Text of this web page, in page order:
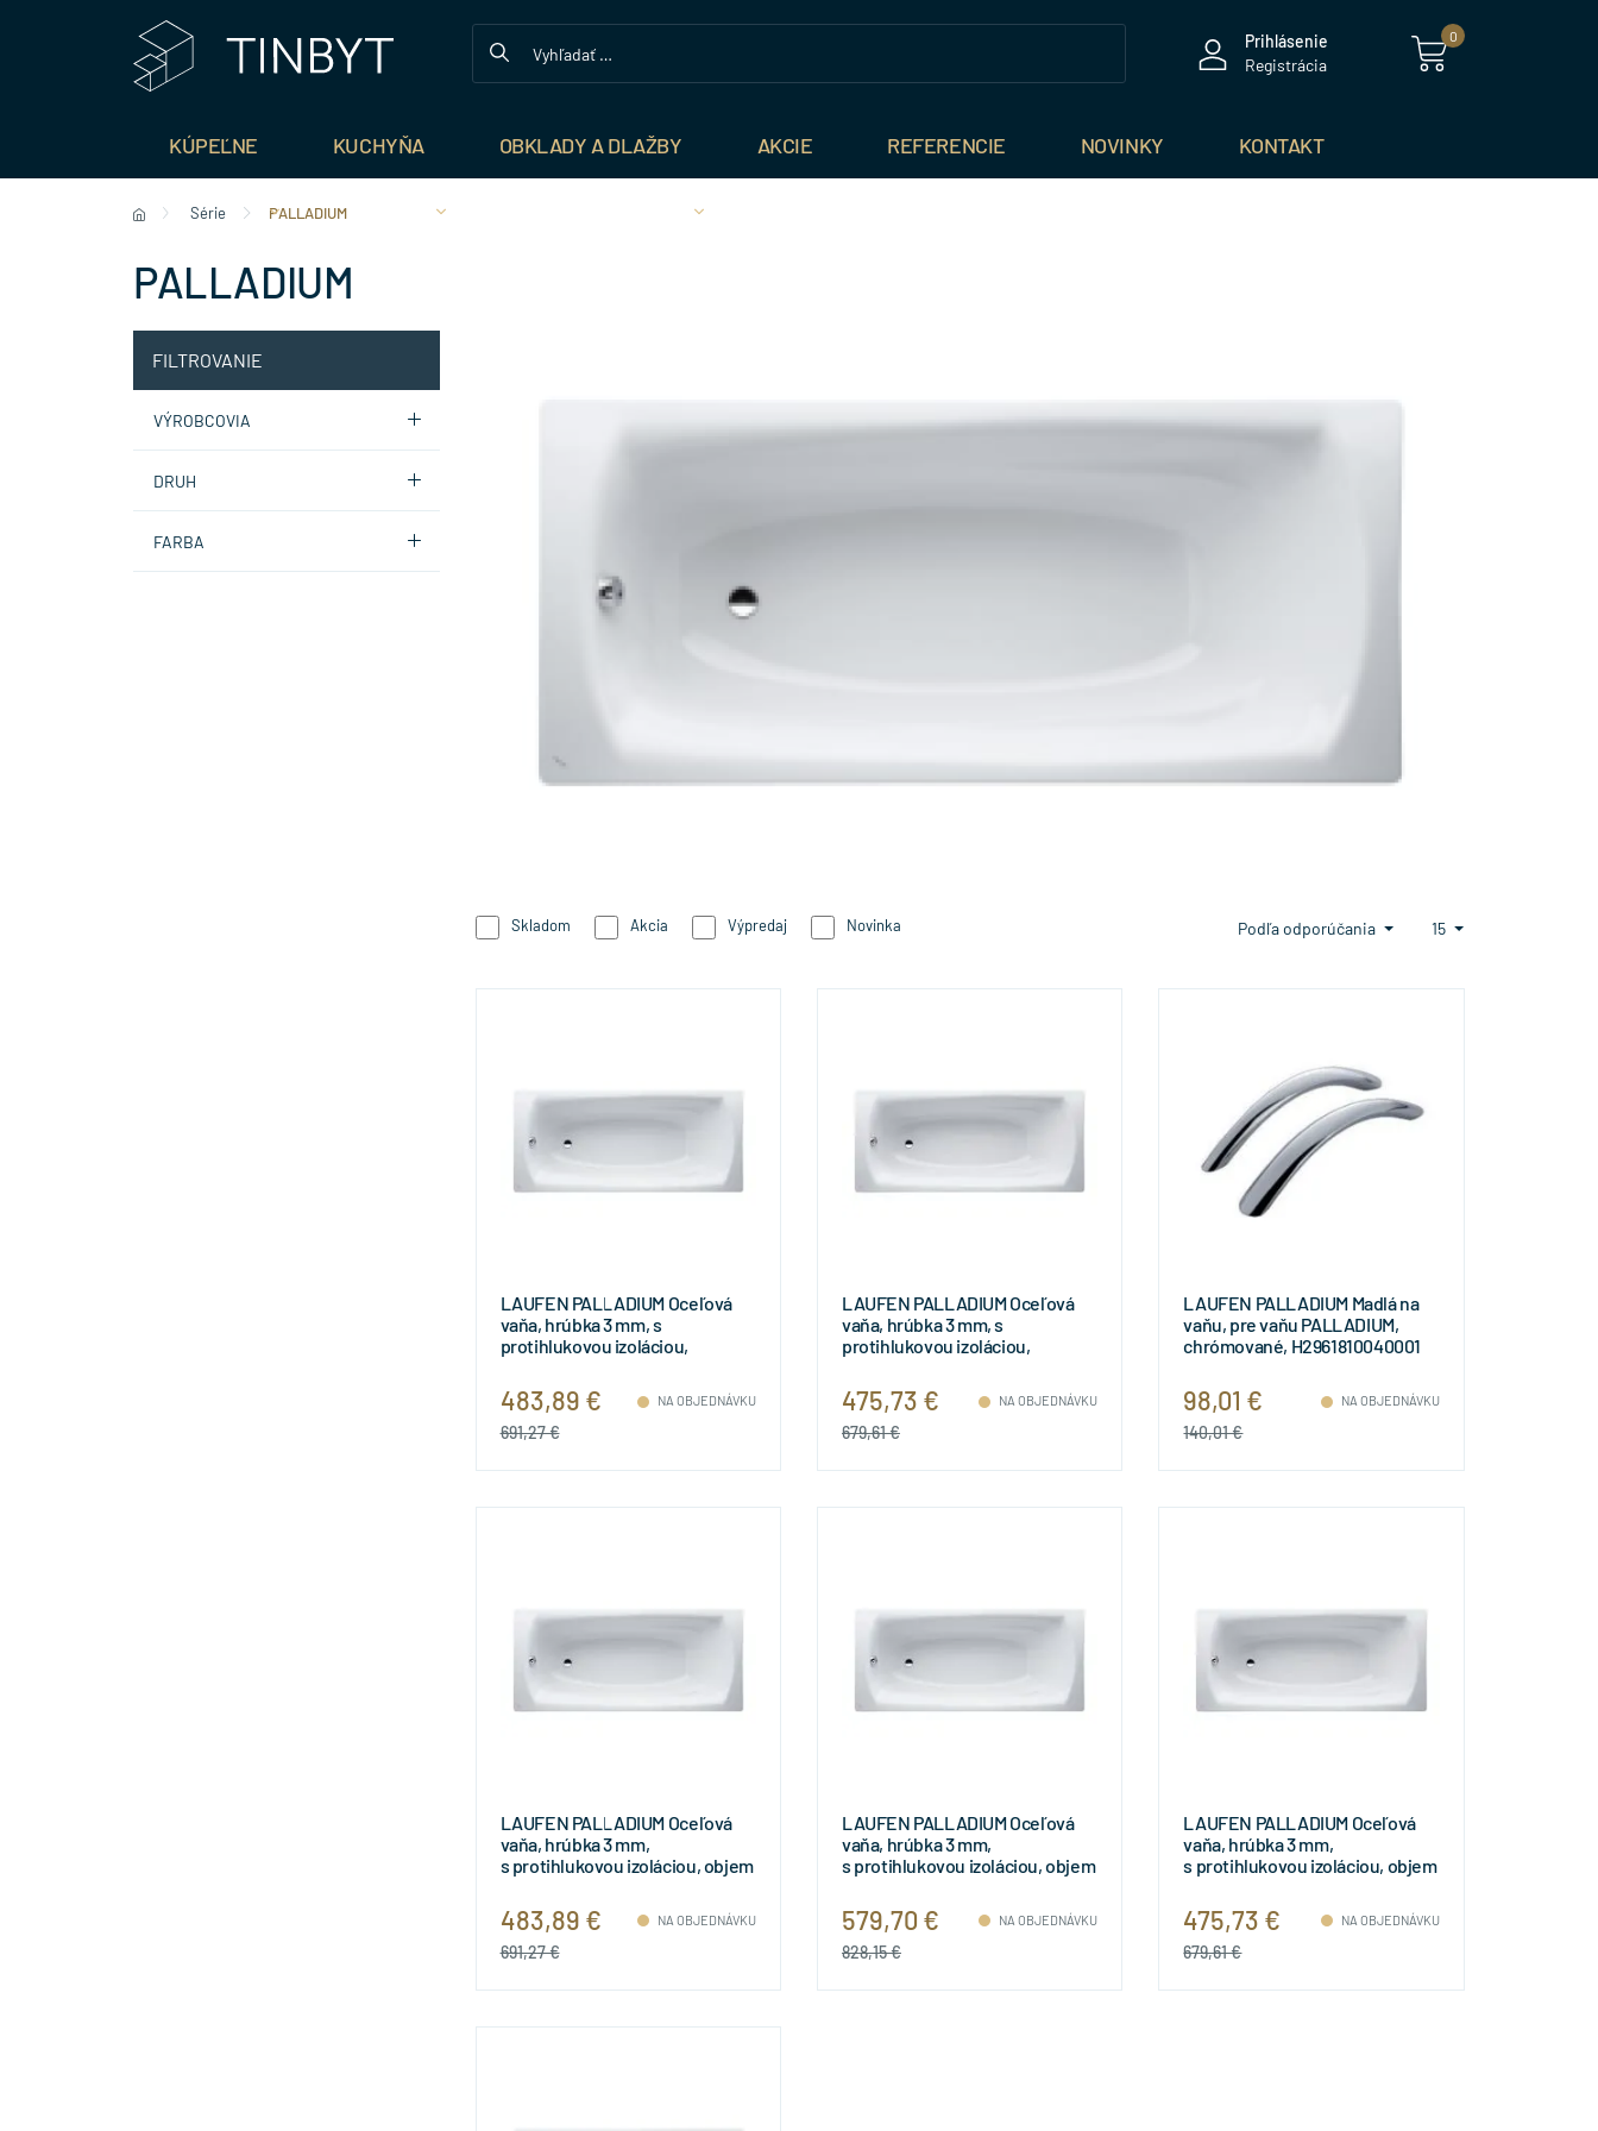
Prihlásenie
Registrácia
0
KÚPEĽNE KUCHYŇA OBKLADY A DLAŽBY AKCIE REFERENCIE NOVINKY KONTAKT
Série PALLADIUM
PALLADIUM
FILTROVANIE
VÝROBCOVIA
DRUH
FARBA
Skladom Akcia Výpredaj Novinka Podľa odporúčania 15
LAUFEN PALLADIUM Oceľová
vaňa, hrúbka 3 mm, s
protihlukovou izoláciou,
H2251030000401
483,89 €
691,27 €
NA OBJEDNÁVKU
LAUFEN PALLADIUM Oceľová
vaňa, hrúbka 3 mm, s
protihlukovou izoláciou,
H2251130000401
475,73 €
679,61 €
NA OBJEDNÁVKU
LAUFEN PALLADIUM Madlá na
vaňu, pre vaňu PALLADIUM,
chrómované, H2961810040001
98,01 €
140,01 €
NA OBJEDNÁVKU
LAUFEN PALLADIUM Oceľová
vaňa, hrúbka 3 mm,
s protihlukovou izoláciou, objem
H2251000000401
483,89 €
691,27 €
NA OBJEDNÁVKU
LAUFEN PALLADIUM Oceľová
vaňa, hrúbka 3 mm,
s protihlukovou izoláciou, objem
H2251006000401
579,70 €
828,15 €
NA OBJEDNÁVKU
LAUFEN PALLADIUM Oceľová
vaňa, hrúbka 3 mm,
s protihlukovou izoláciou, objem
H2251100000401
475,73 €
679,61 €
NA OBJEDNÁVKU